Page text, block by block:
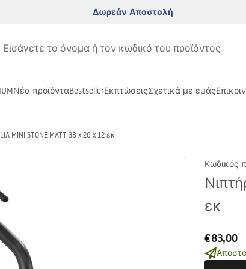
Δωρεάν Αποστολή
Νέα προϊόνταBestsellerΕκπτώσειςΣχετικά με εμάς
MINI STONE MATT 38 x 26 x 12 εκ
Κωδικός
εκ
€83,00